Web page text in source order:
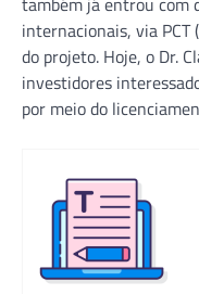
internacionais, via
do projeto. Hoje, o Dr.
investidores
por meio do